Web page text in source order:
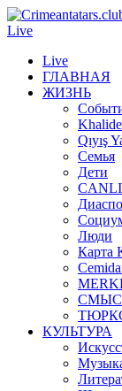
Live
Live
ГЛАВНАЯ
ЖИЗНЬ
Qıyış
Семья
Дети
CANLI
Люди
Карта
КУЛЬТУРА